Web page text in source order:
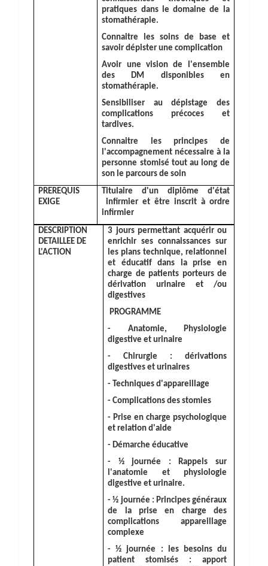
pratiques dans le domaine de la
stomathérapie.
Connaitre les soins de base et
savoirdépister une complication
Avoir une vision de l'ensemble
des DM disponibles en
stomathérapie.
Sensibiliser au dépistage des
complications précoces et
tardives.
Connaitre les principes de
l'accompagnement nécessaire à la
personne stomisé tout au long de
son le parcours de soin
PREREQUIS
EXIGE
Titulaire d'un diplôme d'état
infirmier et être inscrit à ordre
infirmier
DESCRIPTION
DETAILLEE DE
L'ACTION
3 jours permettant acquérir ou
enrichir ses connaissances sur
les plans technique, relationnel
et éducatif dans la prise en
charge de patients porteurs de
dérivation urinaire et /ou
digestives
PROGRAMME
- Anatomie, Physiologie
digestive et urinaire
- Chirurgie : dérivations
digestives et urinaires
- Techniques d'appareillage
- Complications des stomies
- Prise en charge psychologique
et relation d'aide
- Démarche éducative
-
½ journée : Rappels sur
l'anatomie et physiologie
digestive et urinaire.
- ½ journée : Principes généraux
de la prise en charge des
complications appareillage
complexe
- ½ journée : les besoins du
patient stomisés : apport